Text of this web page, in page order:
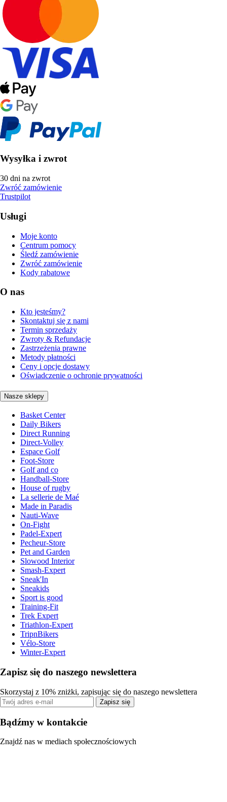
Wysyłka i zwrot
30 dni na zwrot
Zwróć zamówienie
Trustpilot
Usługi
Moje konto
Centrum pomocy
Śledź zamówienie
Zwróć zamówienie
Kody rabatowe
O nas
Kto jesteśmy?
Skontaktuj się z nami
Termin sprzedaży
Zwroty & Refundacje
Zastrzeżenia prawne
Metody płatności
Ceny i opcje dostawy
Oświadczenie o ochronie prywatności
Nasze sklepy
Basket Center
Daily Bikers
Direct Running
Direct-Volley
Espace Golf
Foot-Store
Golf and co
Handball-Store
House of rugby
La sellerie de Maé
Made in Paradis
Nauti-Wave
On-Fight
Padel-Expert
Pecheur-Store
Pet and Garden
Slowood Interior
Smash-Expert
Sneak'In
Sneakids
Sport is good
Training-Fit
Trek Expert
Triathlon-Expert
TripnBikers
Vélo-Store
Winter-Expert
Zapisz się do naszego newslettera
Skorzystaj z 10% zniżki, zapisując się do naszego newslettera
Zapisz się
Bądźmy w kontakcie
Znajdź nas w mediach społecznościowych